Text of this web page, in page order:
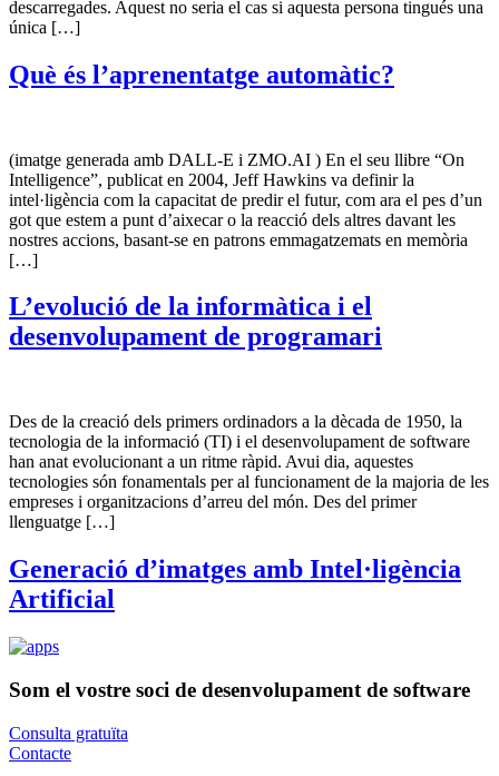
descarregades. Aquest no seria el cas si aquesta persona tingués una
única […]
Què és l’aprenentatge automàtic?
(imatge generada amb DALL-E i ZMO.AI ) En el seu llibre “On
Intelligence”, publicat en 2004, Jeff Hawkins va definir la
intel·ligència com la capacitat de predir el futur, com ara el pes d’un
got que estem a punt d’aixecar o la reacció dels altres davant les
nostres accions, basant-se en patrons emmagatzemats en memòria
[…]
L’evolució de la informàtica i el
desenvolupament de programari
Des de la creació dels primers ordinadors a la dècada de 1950, la
tecnologia de la informació (TI) i el desenvolupament de software
han anat evolucionant a un ritme ràpid. Avui dia, aquestes
tecnologies són fonamentals per al funcionament de la majoria de les
empreses i organitzacions d’arreu del món. Des del primer
llenguatge […]
Generació d’imatges amb Intel·ligència
Artificial
Som el vostre soci de desenvolupament de software
Consulta gratuïta
Contacte